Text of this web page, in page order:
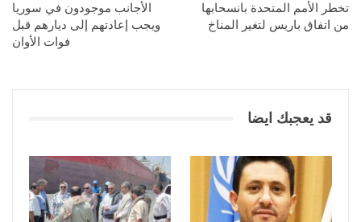
تخطر الأمم المتحدة بانسحابها
من اتفاق باريس لتغير المناخ
الأجانب موجودون في سوريا
ويجب إعادتهم إلى ديارهم قبل
فوات الأوان
قد يعجبك ايضا